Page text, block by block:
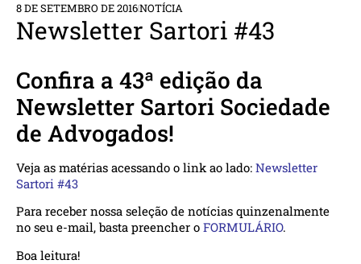
8 DE SETEMBRO DE 2016NOTÍCIA
Newsletter Sartori #43
Confira a 43ª edição da
Newsletter Sartori Sociedade
de Advogados!
Veja as matérias acessando o link ao lado: Newsletter
Sartori #43
Para receber nossa seleção de notícias quinzenalmente
no seu e-mail, basta preencher o FORMULÁRIO.
Boa leitura!